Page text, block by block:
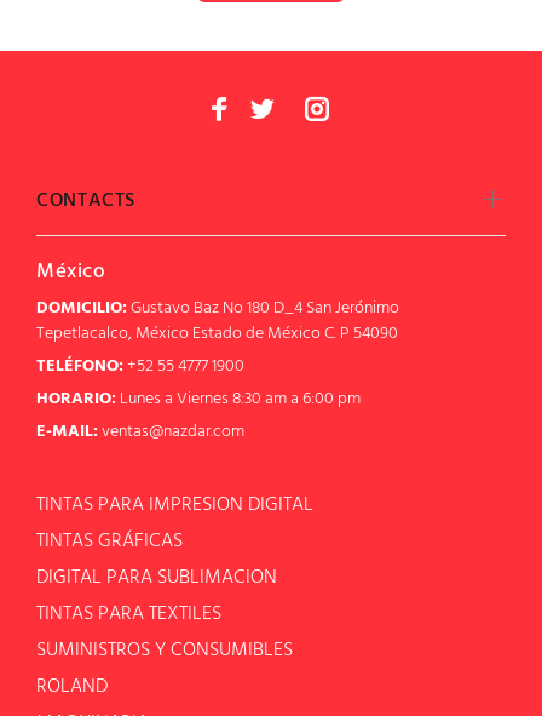
CONTACTS
México
DOMICILIO:Gustavo Baz No 180 D_4 San Jerónimo
Tepetlacalco, México Estado de México C. P 54090
TELÉFONO:+52 55 4777 1900
HORARIO: Lunes a Viernes 8:30 am a 6:00 pm
E-MAIL:ventas@nazdar.com
TINTAS PARA IMPRESION DIGITAL
TINTAS GRÁFICAS
DIGITAL PARA SUBLIMACION
TINTAS PARA TEXTILES
SUMINISTROS Y CONSUMIBLES
ROLAND